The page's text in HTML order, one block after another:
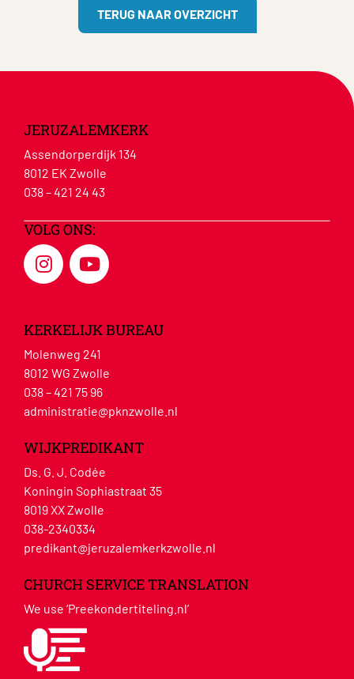
TERUG NAAR OVERZICHT
JERUZALEMKERK
Assendorperdijk 134
8012 EK Zwolle
038 – 421 24 43
VOLG ONS:
KERKELIJK BUREAU
Molenweg 241
8012 WG Zwolle
038 – 421 75 96
administratie@pknzwolle.nl
WIJKPREDIKANT
Ds. G. J. Codée
Koningin Sophiastraat 35
8019 XX Zwolle
038-2340334
predikant@jeruzalemkerkzwolle.nl
CHURCH SERVICE TRANSLATION
We use ‘Preekondertiteling.nl’